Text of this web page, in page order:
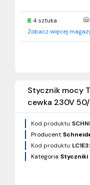
4 sztuka
Zobacz więcej
Stycznik mocy
cewka 230V
Kod produktu:
Producent:
Kod produktu:
Kategoria:Styczniki